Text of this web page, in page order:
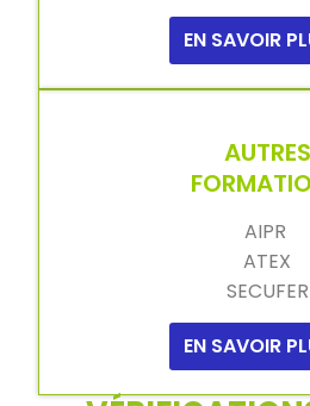
EN SAVOIR
AUTRES
AIPR
ATEX
SECUFER
EN SAVOIR